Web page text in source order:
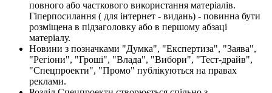
повного або часткового використання матеріалів.
Гіперпосилання ( для інтернет - видань) - повинна бути
розміщена в підзаголовку або в першому абзаці
матеріалу.
Новини з позначками "Думка", "Експертиза", "Заява",
"Регіони", "Гроші", "Влада", "Вибори", "Тест-драйв",
"Спецпроекти", "Промо" публікуються на правах
реклами.